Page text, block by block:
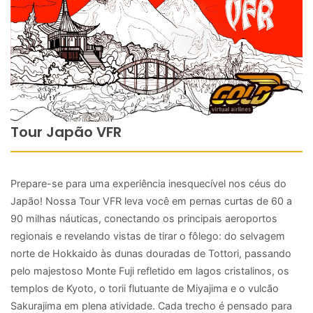
Tour Japão VFR
Prepare-se para uma experiência inesquecível nos céus do
Japão! Nossa Tour VFR leva você em pernas curtas de 60 a
90 milhas náuticas, conectando os principais aeroportos
regionais e revelando vistas de tirar o fôlego: do selvagem
norte de Hokkaido às dunas douradas de Tottori, passando
pelo majestoso Monte Fuji refletido em lagos cristalinos, os
templos de Kyoto, o torii flutuante de Miyajima e o vulcão
Sakurajima em plena atividade. Cada trecho é pensado para